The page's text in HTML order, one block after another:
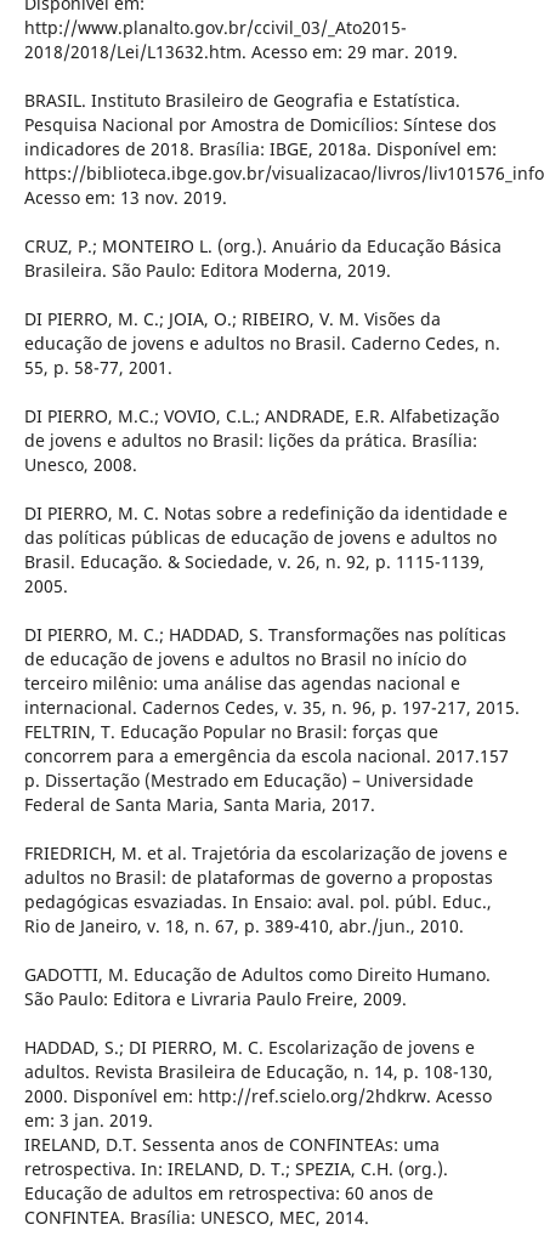
http://www.planalto.gov.br/ccivil_03/_Ato2015-
2018/2018/Lei/L13632.htm. Acesso em: 29 mar. 2019.
BRASIL. Instituto Brasileiro de Geografia e Estatística.
Pesquisa Nacional por Amostra de Domicílios: Síntese dos
indicadores de 2018. Brasília: IBGE, 2018a. Disponível em:
https://biblioteca.ibge.gov.br/visualizacao/livros/
Acesso em: 13 nov. 2019.
CRUZ, P.; MONTEIRO L. (org.). Anuário da Educação Básica
Brasileira. São Paulo: Editora Moderna, 2019.
DI PIERRO, M. C.; JOIA, O.; RIBEIRO, V. M. Visões da
educação de jovens e adultos no Brasil. Caderno Cedes, n.
55, p. 58-77, 2001.
DI PIERRO, M.C.; VOVIO, C.L.; ANDRADE, E.R. Alfabetização
de jovens e adultos no Brasil: lições da prática. Brasília:
Unesco, 2008.
DI PIERRO, M. C. Notas sobre a redefinição da identidade e
das políticas públicas de educação de jovens e adultos no
Brasil. Educação. & Sociedade, v. 26, n. 92, p. 1115-1139,
2005.
DI PIERRO, M. C.; HADDAD, S. Transformações nas políticas
de educação de jovens e adultos no Brasil no início do
terceiro milênio: uma análise das agendas nacional e
internacional. Cadernos Cedes, v. 35, n. 96, p. 197-217, 2015.
FELTRIN, T. Educação Popular no Brasil: forças que
concorrem para a emergência da escola nacional. 2017.157
p. Dissertação (Mestrado em Educação) – Universidade
Federal de Santa Maria, Santa Maria, 2017.
FRIEDRICH, M. et al. Trajetória da escolarização de jovens e
adultos no Brasil: de plataformas de governo a propostas
pedagógicas esvaziadas. In Ensaio: aval. pol. públ. Educ.,
Rio de Janeiro, v. 18, n. 67, p. 389-410, abr./jun., 2010.
GADOTTI, M. Educação de Adultos como Direito Humano.
São Paulo: Editora e Livraria Paulo Freire, 2009.
HADDAD, S.; DI PIERRO, M. C. Escolarização de jovens e
adultos. Revista Brasileira de Educação, n. 14, p. 108-130,
2000. Disponível em: http://ref.scielo.org/2hdkrw. Acesso
em: 3 jan. 2019.
IRELAND, D.T. Sessenta anos de CONFINTEAs: uma
retrospectiva. In: IRELAND, D. T.; SPEZIA, C.H. (org.).
Educação de adultos em retrospectiva: 60 anos de
CONFINTEA. Brasília: UNESCO, MEC, 2014.